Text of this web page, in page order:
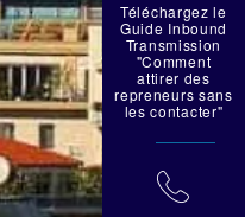
Téléchargez le
Guide Inbound
Transmission
"Comment
attirer des
repreneurs sans
les contacter"
拉